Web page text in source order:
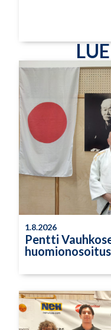
1.8.2026
Pentti
huomionosoitus